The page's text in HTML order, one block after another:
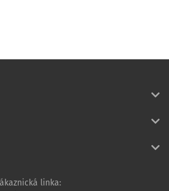
linka: